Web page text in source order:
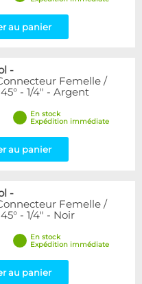
au panier
-
Femelle /
- 1/4" - Argent
En stock
Expédition immédiate
au panier
-
Femelle /
- 1/4" - Noir
En stock
Expédition immédiate
au panier